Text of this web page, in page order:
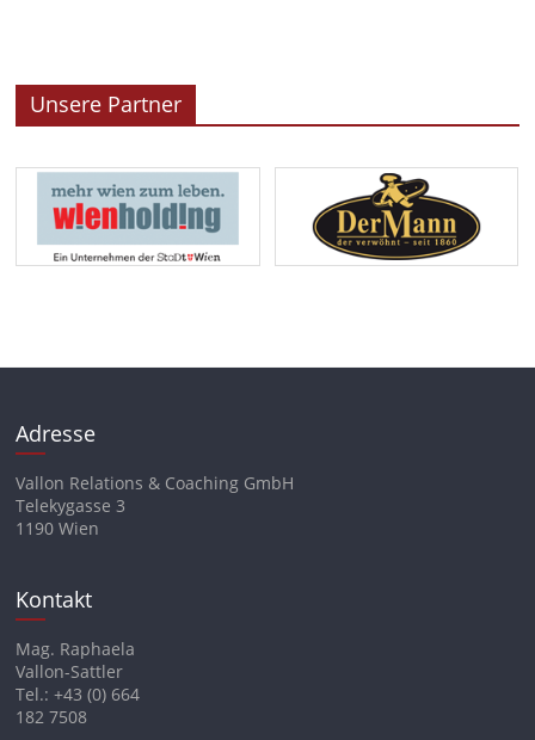
Unsere Partner
Adresse
Vallon Relations & Coaching GmbH
Telekygasse 3
1190 Wien
Kontakt
Mag. Raphaela
Vallon-Sattler
Tel.: +43 (0) 664
182 7508